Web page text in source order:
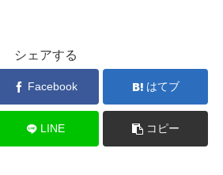
シェアする
Facebook はてブ
LINE コピー